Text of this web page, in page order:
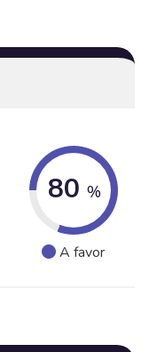
80 %
A favor